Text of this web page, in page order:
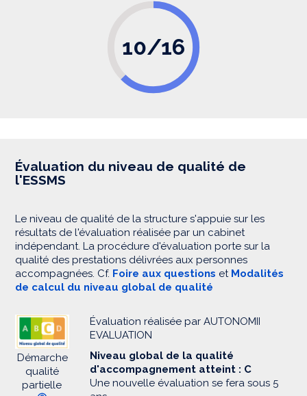
10/16
Évaluation du niveau de qualité de
l'ESSMS
Le niveau de qualité de la structure s'appuie sur les
résultats de l'évaluation réalisée par un cabinet
indépendant. La procédure d'évaluation porte sur la
qualité des prestations délivrées aux personnes
accompagnées. Cf. Foire aux questions et Modalités
de calcul du niveau global de qualité
Démarche
qualité
partielle
Évaluation réalisée par AUTONOMII
EVALUATION
Niveau global de la qualité
d'accompagnement atteint : C
Une nouvelle évaluation se fera sous 5